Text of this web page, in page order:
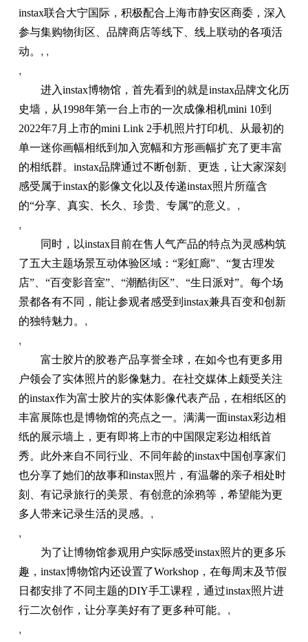
instax联合大宁国际，积极配合上海市静安区商委，深入
参与集购物街区、品牌商店等线下、线上联动的各项活
动。 , ,
,
进入instax博物馆，首先看到的就是instax品牌文化历
史墙，从1998年第一台上市的一次成像相机mini 10到
2022年7月上市的mini Link 2手机照片打印机、从最初的
单一迷你画幅相纸到加入宽幅和方形画幅扩充了更丰富
的相纸群。instax品牌通过不断创新、更迭，让大家深刻
感受属于instax的影像文化以及传递instax照片所蕴含
的“分享、真实、长久、珍贵、专属”的意义。 ,
,
同时，以instax目前在售人气产品的特点为灵感构筑
了五大主题场景互动体验区域：“彩虹廊”、“复古理发
店”、“百变影音室”、“潮酷街区”、“生日派对”。每个场
景都各有不同，能让参观者感受到instax兼具百变和创新
的独特魅力。 ,
,
富士胶片的胶卷产品享誉全球，在如今也有更多用
户领会了实体照片的影像魅力。在社交媒体上颇受关注
的instax作为富士胶片的实体影像代表产品，在相纸区的
丰富展陈也是博物馆的亮点之一。满满一面instax彩边相
纸的展示墙上，更有即将上市的中国限定彩边相纸首
秀。此外来自不同行业、不同年龄的instax中国创享家们
也分享了她们的故事和instax照片，有温馨的亲子相处时
刻、有记录旅行的美景、有创意的涂鸦等，希望能为更
多人带来记录生活的灵感。 ,
,
为了让博物馆参观用户实际感受instax照片的更多乐
趣，instax博物馆内还设置了Workshop，在每周末及节假
日都安排了不同主题的DIY手工课程，通过instax照片进
行二次创作，让分享美好有了更多种可能。 ,
,